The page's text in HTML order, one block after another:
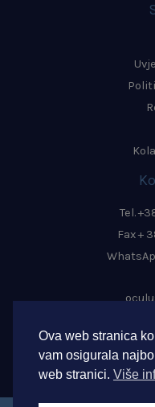
Tel.
Fax +
Ova web stranica
vam osigurala
web stranici. Više